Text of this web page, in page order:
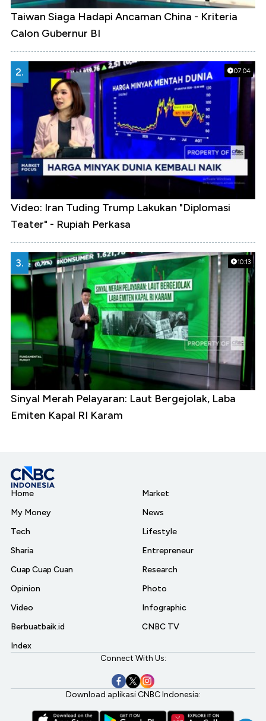
Taiwan Siaga Hadapi Ancaman China - Kriteria
Calon Gubernur BI
07:04
2.
Video: Iran Tuding Trump Lakukan "Diplomasi
Teater" - Rupiah Perkasa
10:13
3.
Sinyal Merah Pelayaran: Laut Bergejolak, Laba
Emiten Kapal RI Karam
Home
My Money
Tech
Sharia
Cuap Cuap Cuan
Opinion
Video
Berbuatbaik.id
Index
Market
News
Lifestyle
Entrepreneur
Research
Photo
Infographic
CNBC TV
Connect With Us:
Download aplikasi CNBC Indonesia: